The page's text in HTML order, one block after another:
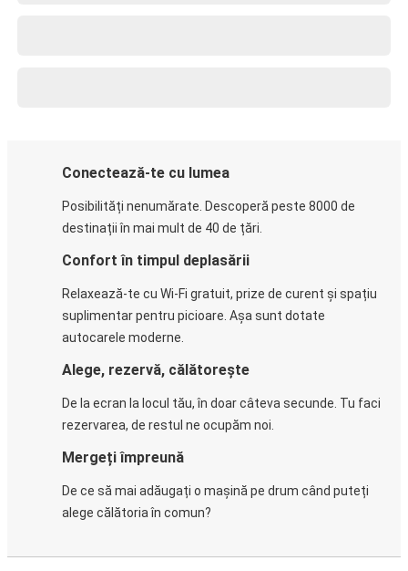
Conectează-te cu lumea
Posibilități nenumărate. Descoperă peste 8000 de
destinații în mai mult de 40 de țări.
Confort în timpul deplasării
Relaxează-te cu Wi-Fi gratuit, prize de curent și spațiu
suplimentar pentru picioare. Așa sunt dotate
autocarele moderne.
Alege, rezervă, călătorește
De la ecran la locul tău, în doar câteva secunde. Tu faci
rezervarea, de restul ne ocupăm noi.
Mergeți împreună
De ce să mai adăugați o mașină pe drum când puteți
alege călătoria în comun?